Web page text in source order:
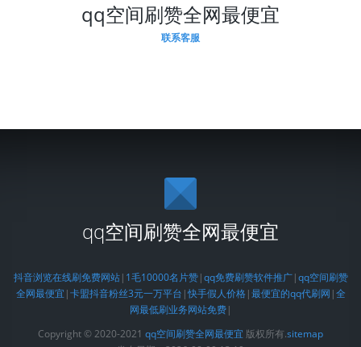
qq空间刷赞全网最便宜
联系客服
qq空间刷赞全网最便宜
抖音浏览在线刷免费网站| 1毛10000名片赞|qq免费刷赞软件推广|qq空间刷赞
全网最便宜 |卡盟抖音粉丝3元一万平台 |快手假人价格|最便宜的qq代刷网 |全
网最低刷业务网站免费|
Copyright © 2020-2021 qq空间刷赞全网最便宜 版权所有.sitemap